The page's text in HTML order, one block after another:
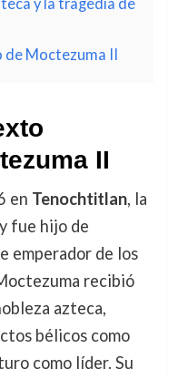
de Moctezuma II
II
en Tenochtitlan, la
fue hijo de
emperador de los
recibió
azteca,
bélicos como
como líder. Su